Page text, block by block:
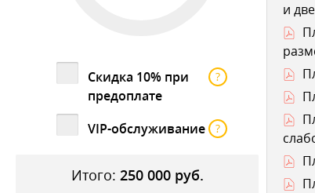
Скидка 10% при
предоплате
?
VIP-обслуживание ?
Итого: 250 000 руб.
и